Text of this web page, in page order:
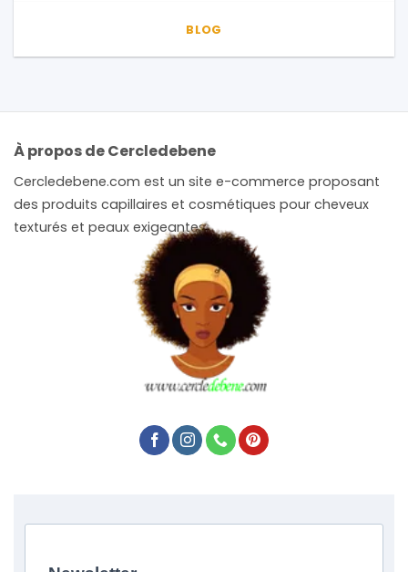
BLOG
À propos de Cercledebene
Cercledebene.com est un site e-commerce proposant
des produits capillaires et cosmétiques pour cheveux
texturés et peaux exigeantes.